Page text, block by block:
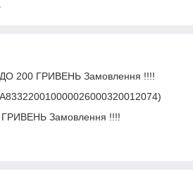
ДО 200 ГРИВЕНЬ Замовлення !!!!
ГРИВЕНЬ Замовлення !!!!